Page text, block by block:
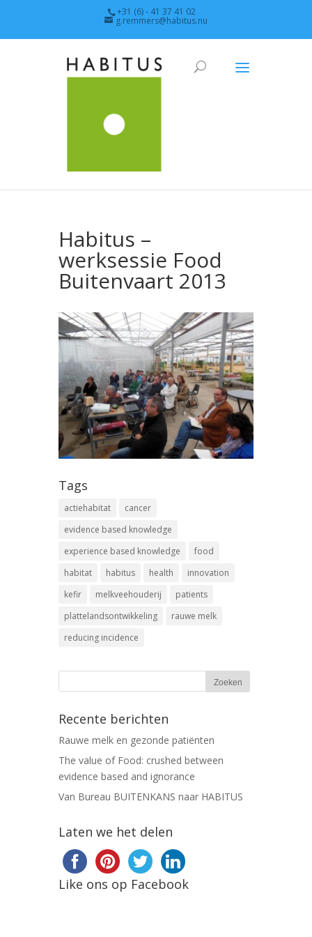
+31 (6) - 41 37 41 02
g.remmers@habitus.nu
Habitus –
werksessie Food
Buitenvaart 2013
Tags
actiehabitat
cancer
evidence based knowledge
experience based knowledge
food
habitat
habitus health
innovation
kefir
melkveehouderij
patients
plattelandsontwikkeling
rauwe melk
reducing incidence
Recente berichten
Rauwe melk en gezonde patiënten
The value of Food: crushed between
evidence based and ignorance
Van Bureau BUITENKANS naar HABITUS
Laten we het delen
Like ons op Facebook